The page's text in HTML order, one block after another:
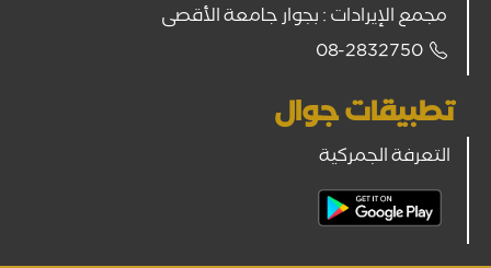
مجمع الإيرادات : بجوار جامعة الأقصى
08-2832750
تطبيقات جوال
التعرفة الجمركية